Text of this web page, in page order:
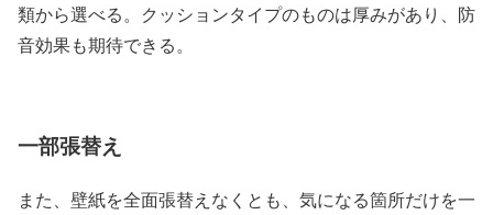
類から選べる。クッションタイプのものは厚みがあり、防
音効果も期待できる。
一部張替え
また、壁紙を全面張替えなくとも、気になる箇所だけを一